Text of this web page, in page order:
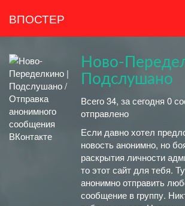
ВПОСТЕР
Ново-
Подслушано
Всего 34, за сегодня 0
отправлено
Если давно хотел
новость анонимно, но
раскрытия личности
то этот сайт для тебя.
анонимно отправить
сообщение в группу.